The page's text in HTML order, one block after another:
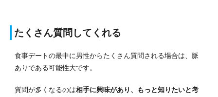
たくさん質問してくれる
食事デートの最中に男性からたくさん質問される場合は、脈
ありである可能性大です。
質問が多くなるのは相手に興味があり、もっと知りたいと考